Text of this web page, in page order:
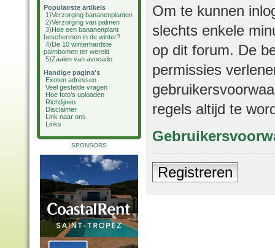
Populairste artikels
1)Verzorging bananenplanten
2)Verzorging van palmen
3)Hoe een bananenplant
beschermen in de winter?
4)De 10 winterhardste
palmbomen ter wereld
5)Zaaien van avocado
Handige pagina's
Exoten adressen
Veel gestelde vragen
Hoe foto's uploaden
Richtlijnen
Disclaimer
Link naar ons
Links
SPONSORS
Om te kunnen
slechts enkele
op dit forum. De
permissies
regels altijd te
Registreren